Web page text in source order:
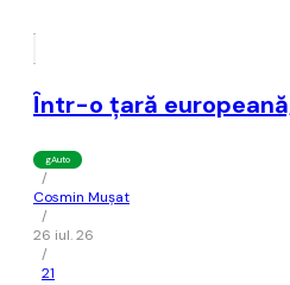
Într-o ţară
gAuto
/
Cosmin Mușat
/
26 iul. 26
/
21